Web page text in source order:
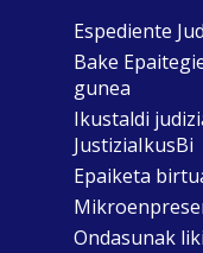
Espediente
Bake
gunea
Ikustaldi
JustiziaIkusBi
Epaiketa
Ondasunak